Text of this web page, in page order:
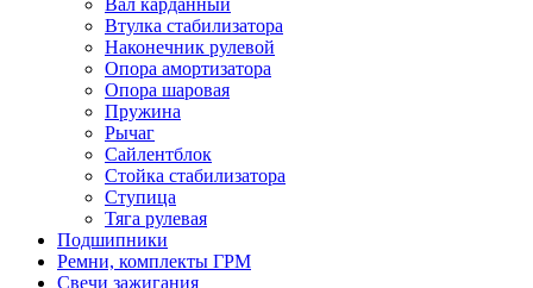
Втулка стабилизатора
Наконечник рулевой
Опора амортизатора
Опора шаровая
Пружина
Рычаг
Сайлентблок
Стойка стабилизатора
Ступица
Тяга рулевая
Подшипники
Ремни, комплекты ГРМ
Свечи зажигания